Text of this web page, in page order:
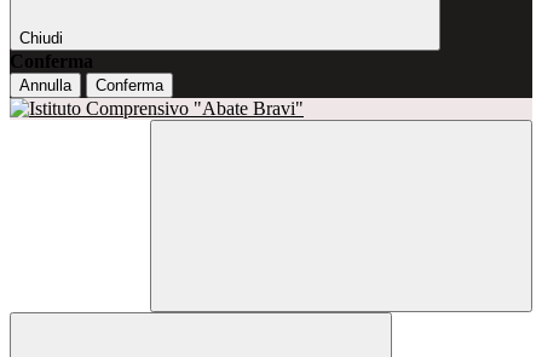
Chiudi
Conferma
Annulla Conferma